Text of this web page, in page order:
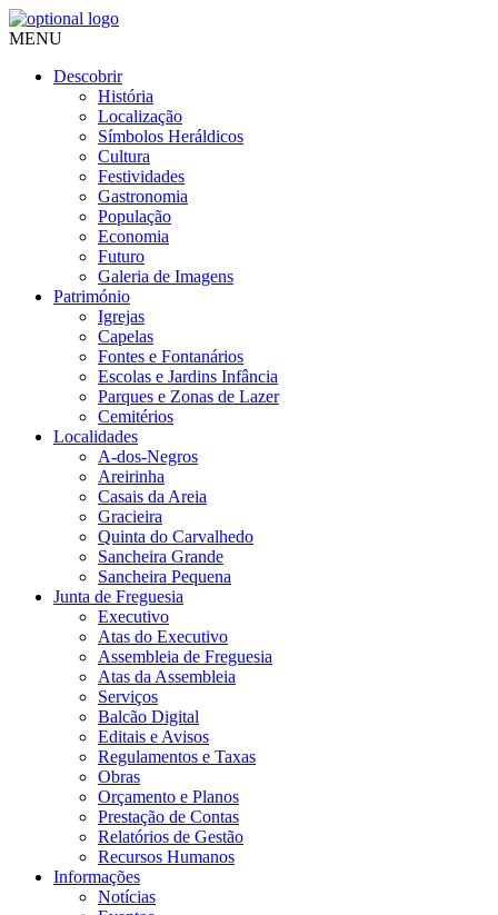
MENU
Descobrir
História
Localização
Símbolos Heráldicos
Cultura
Festividades
Gastronomia
População
Economia
Futuro
Galeria de Imagens
Património
Igrejas
Capelas
Fontes e Fontanários
Escolas e Jardins Infância
Parques e Zonas de Lazer
Cemitérios
Localidades
A-dos-Negros
Areirinha
Casais da Areia
Gracieira
Quinta do Carvalhedo
Sancheira Grande
Sancheira Pequena
Junta de Freguesia
Executivo
Atas do Executivo
Assembleia de Freguesia
Atas da Assembleia
Serviços
Balcão Digital
Editais e Avisos
Regulamentos e Taxas
Obras
Orçamento e Planos
Prestação de Contas
Relatórios de Gestão
Recursos Humanos
Informações
Notícias